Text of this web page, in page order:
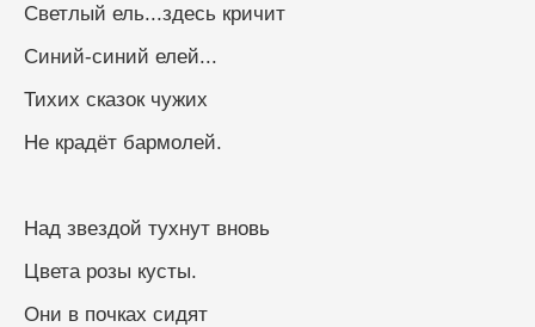
Светлый ель...здесь кричит
Синий-синий елей...
Тихих сказок чужих
Не крадёт бармолей.
Над звездой тухнут вновь
Цвета розы кусты.
Они в почках сидят